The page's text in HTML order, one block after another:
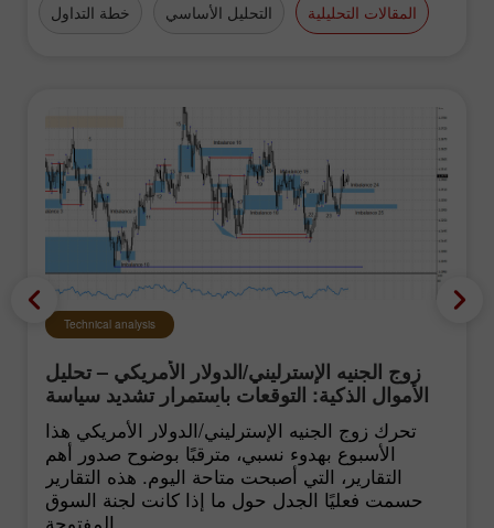
المقالات التحليلية التحليل الأساسي خطة التداول
Technical analysis
زوج الجنيه الإسترليني/الدولار الأمريكي – تحليل
الأموال الذكية: التوقعات باستمرار تشديد سياسة
الفيدرالي الأميركي تبقى منخفضة
تحرك زوج الجنيه الإسترليني/الدولار الأمريكي هذا
الأسبوع بهدوء نسبي، مترقبًا بوضوح صدور أهم
التقارير، التي أصبحت متاحة اليوم. هذه التقارير
حسمت فعليًا الجدل حول ما إذا كانت لجنة السوق
المفتوحة